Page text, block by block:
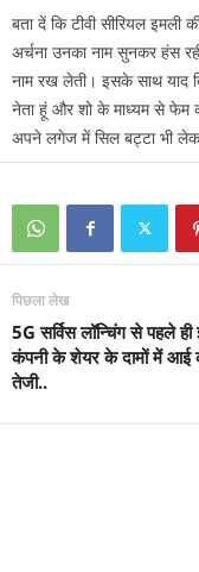
बता दें कि टीवी सीरियल
अर्चना उनका नाम सुनकर हंस
नाम रख लेती। इसके साथ याद
नेता हूं और शो के माध्यम से फेम
अपने लगेज में सिल बट्टा भी
पिछला लेख
5G सर्विस लॉन्चिंग से पहले
कंपनी के शेयर के दामों में आई
तेजी..